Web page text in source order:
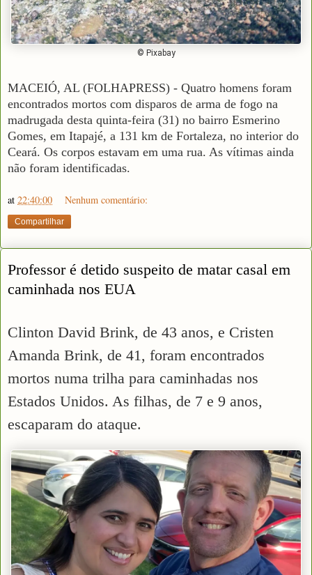
© Pixabay
MACEIÓ, AL (FOLHAPRESS) - Quatro homens foram
encontrados mortos com disparos de arma de fogo na
madrugada desta quinta-feira (31) no bairro Esmerino
Gomes, em Itapajé, a 131 km de Fortaleza, no interior do
Ceará. Os corpos estavam em uma rua. As vítimas ainda
não foram identificadas.
at 22:40:00 Nenhum comentário:
Compartilhar
Professor é detido suspeito de matar casal em
caminhada nos EUA
Clinton David Brink, de 43 anos, e Cristen
Amanda Brink, de 41, foram encontrados
mortos numa trilha para caminhadas nos
Estados Unidos. As filhas, de 7 e 9 anos,
escaparam do ataque.